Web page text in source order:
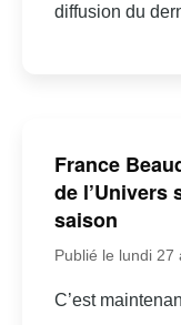
diffusion du
France
de l’Univers
saison
Publié le lundi 27
C’est